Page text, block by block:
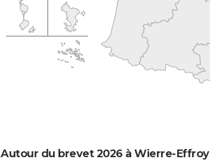
Autour du brevet 2026 à Wierre-Effroy